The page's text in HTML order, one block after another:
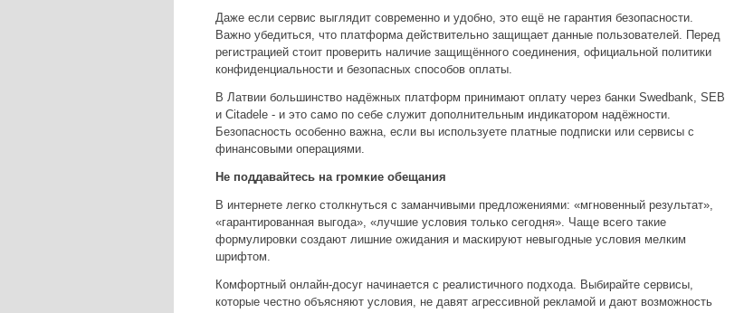
Даже если сервис выглядит современно и удобно, это ещё не гарантия безопасности.
Важно убедиться, что платформа действительно защищает данные пользователей. Перед
регистрацией стоит проверить наличие защищённого соединения, официальной политики
конфиденциальности и безопасных способов оплаты.
В Латвии большинство надёжных платформ принимают оплату через банки Swedbank, SEB
и Citadele - и это само по себе служит дополнительным индикатором надёжности.
Безопасность особенно важна, если вы используете платные подписки или сервисы с
финансовыми операциями.
Не поддавайтесь на громкие обещания
В интернете легко столкнуться с заманчивыми предложениями: «мгновенный результат»,
«гарантированная выгода», «лучшие условия только сегодня». Чаще всего такие
формулировки создают лишние ожидания и маскируют невыгодные условия мелким
шрифтом.
Комфортный онлайн-досуг начинается с реалистичного подхода. Выбирайте сервисы,
которые честно объясняют условия, не давят агрессивной рекламой и дают возможность